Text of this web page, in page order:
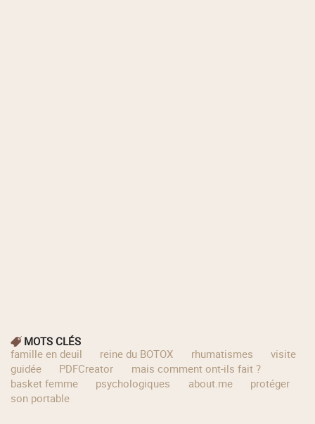
MOTS CLÉS
famille en deuil
reine du BOTOX rhumatismes
visite
guidée
PDFCreator
mais comment ont-ils fait ?
basket femme
psychologiques about.me
protéger
son portable